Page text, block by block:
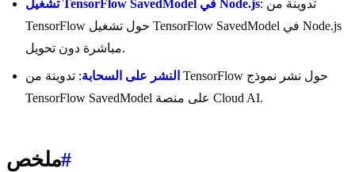
تشغيل TensorFlow SavedModel في Node.js: تدوينة من
TensorFlow حول تشغيل TensorFlow SavedModel في Node.js
مباشرة دون تحويل.
النشر على السحابة: تدوينة من TensorFlow حول نشر نموذج
TensorFlow SavedModel على منصة Cloud AI.
ملخص#